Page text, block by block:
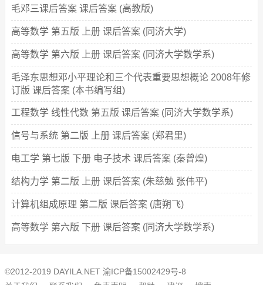
毛邓三课后答案 课后答案 (高教版)
高等数学 第五版 上册 课后答案 (同济大学)
高等数学 第六版 上册 课后答案 (同济大学数学系)
毛泽东思想邓小平理论和三个代表重要思想概论 2008年修
订版 课后答案 (本书编写组)
工程数学 线性代数 第五版 课后答案 (同济大学数学系)
信号与系统 第二版 上册 课后答案 (郑君里)
电工学 第七版 下册 电子技术 课后答案 (秦曾煌)
结构力学 第二版 上册 课后答案 (朱慈勉 张伟平)
计算机组成原理 第二版 课后答案 (唐朔飞)
高等数学 第六版 下册 课后答案 (同济大学数学系)
©2012-2019 DAYILA.NET 渝ICP备15002429号-8